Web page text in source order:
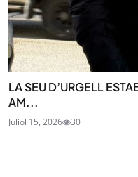
LA SEU D’URGELL
AM...
Juliol 15, 2026 30